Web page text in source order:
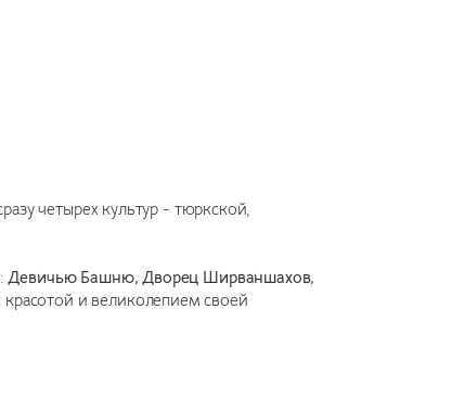
четырех культур - тюркской,
Девичью Башню, Дворец Ширваншахов,
и великолепием своей